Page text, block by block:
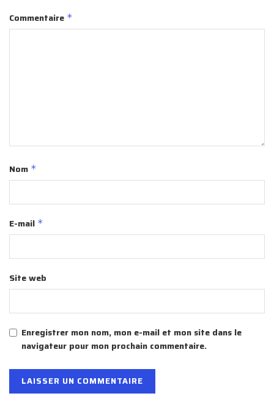
Commentaire *
Nom *
E-mail *
Site web
Enregistrer mon nom, mon e-mail et mon site dans le
navigateur pour mon prochain commentaire.